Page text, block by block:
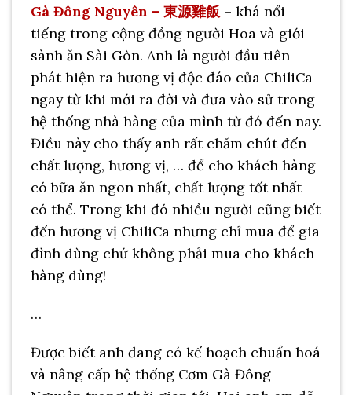
Gà Đông Nguyên – 東源雞飯 – khá nổi
tiếng trong cộng đồng người Hoa và giới
sành ăn Sài Gòn. Anh là người đầu tiên
phát hiện ra hương vị độc đáo của ChiliCa
ngay từ khi mới ra đời và đưa vào sử trong
hệ thống nhà hàng của mình từ đó đến nay.
Điều này cho thấy anh rất chăm chút đến
chất lượng, hương vị, … để cho khách hàng
có bữa ăn ngon nhất, chất lượng tốt nhất
có thể. Trong khi đó nhiều người cũng biết
đến hương vị ChiliCa nhưng chỉ mua để gia
đình dùng chứ không phải mua cho khách
hàng dùng!
…
Được biết anh đang có kế hoạch chuẩn hoá
và nâng cấp hệ thống Cơm Gà Đông